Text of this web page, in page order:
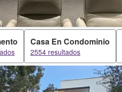
Casa En Condominio
2554 resultados